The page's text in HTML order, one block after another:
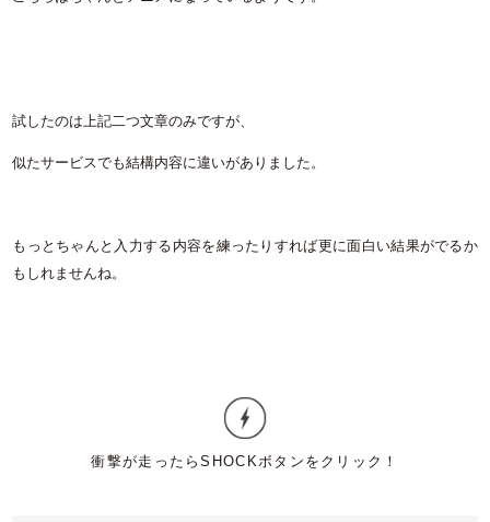
試したのは上記二つ文章のみですが、
似たサービスでも結構内容に違いがありました。
もっとちゃんと入力する内容を練ったりすれば更に面白い結果がでるか
もしれませんね。